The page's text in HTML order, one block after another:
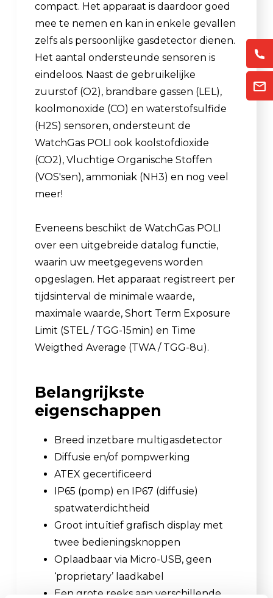
compact. Het apparaat is daardoor goed
mee te nemen en kan in enkele gevallen
zelfs als persoonlijke gasdetector dienen.
Het aantal ondersteunde sensoren is
eindeloos. Naast de gebruikelijke
zuurstof (O2), brandbare gassen (LEL),
koolmonoxide (CO) en waterstofsulfide
(H2S) sensoren, ondersteunt de
WatchGas POLI ook koolstofdioxide
(CO2), Vluchtige Organische Stoffen
(VOS'sen), ammoniak (NH3) en nog veel
meer!
Eveneens beschikt de WatchGas POLI
over een uitgebreide datalog functie,
waarin uw meetgegevens worden
opgeslagen. Het apparaat registreert per
tijdsinterval de minimale waarde,
maximale waarde, Short Term Exposure
Limit (STEL / TGG-15min) en Time
Weigthed Average (TWA / TGG-8u).
Belangrijkste
eigenschappen
Breed inzetbare multigasdetector
Diffusie en/of pompwerking
ATEX gecertificeerd
IP65 (pomp) en IP67 (diffusie)
spatwaterdichtheid
Groot intuïtief grafisch display met
twee bedieningsknoppen
Oplaadbaar via Micro-USB, geen
‘proprietary’ laadkabel
Een grote reeks aan verschillende